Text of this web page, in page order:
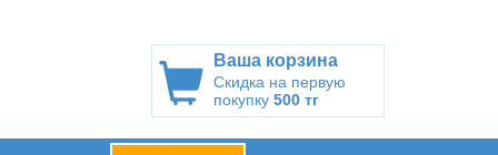
Ваша корзина
Скидка на первую
покупку 500 тг